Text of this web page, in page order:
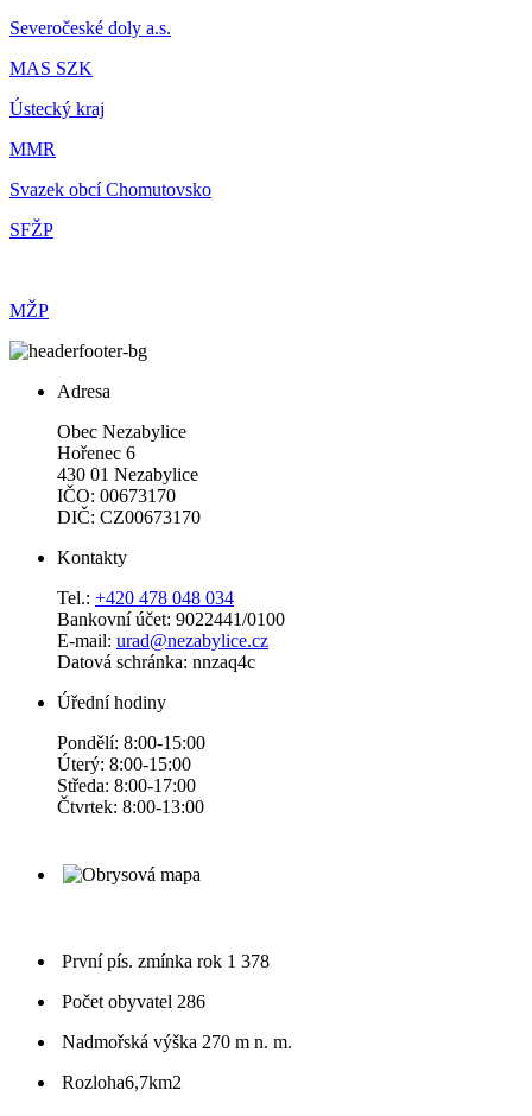
Severočeské doly a.s.
MAS SZK
Ústecký kraj
MMR
Svazek obcí Chomutovsko
SFŽP
MŽP
Adresa
Obec Nezabylice
Hořenec 6
430 01 Nezabylice
IČO: 00673170
DIČ: CZ00673170
Kontakty
Tel.: +420 478 048 034
Bankovní účet: 9022441/0100
E-mail: urad@nezabylice.cz
Datová schránka: nnzaq4c
Úřední hodiny
Pondělí: 8:00-15:00
Úterý: 8:00-15:00
Středa: 8:00-17:00
Čtvrtek: 8:00-13:00
První pís. zmínka rok 1 378
Počet obyvatel 286
Nadmořská výška 270 m n. m.
Rozloha6,7km2